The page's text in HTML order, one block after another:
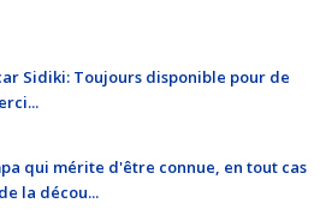
Sidiki: Toujours disponible pour de
qui mérite d'être connue, en tout cas
la décou...